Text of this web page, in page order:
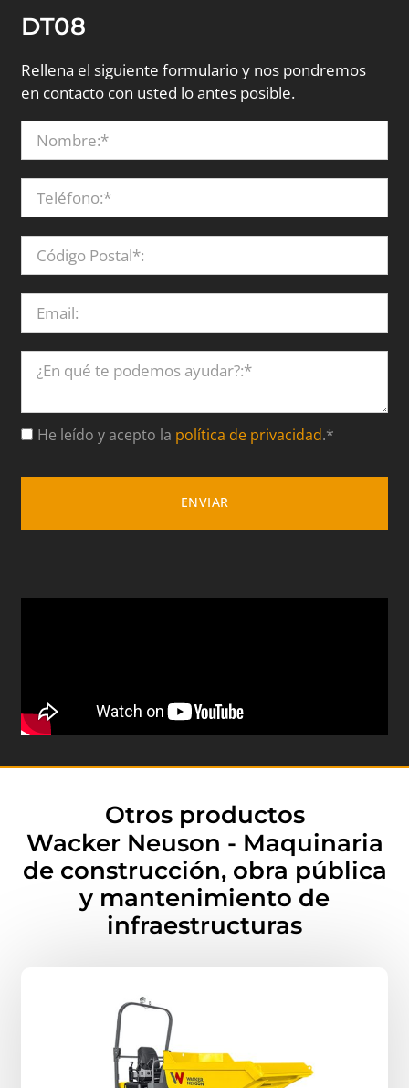
DT08
Rellena el siguiente formulario y nos pondremos
en contacto con usted lo antes posible.
He leído y acepto la política de privacidad.*
ENVIAR
Otros productos
Wacker Neuson - Maquinaria
de construcción, obra pública
y mantenimiento de
infraestructuras